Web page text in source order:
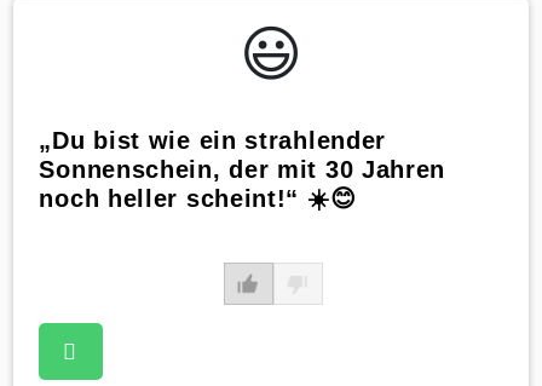
😃️
„Du bist wie ein strahlender
Sonnenschein, der mit 30 Jahren
noch heller scheint!“ ☀️😊